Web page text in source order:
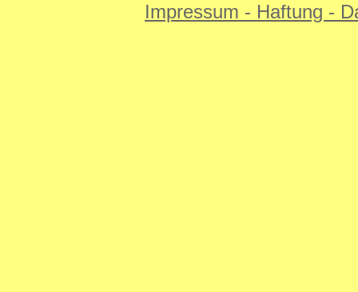
Impressum - Haftung -